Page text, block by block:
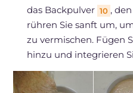
das Backpulver 10 ,
rühren Sie sanft um,
zu vermischen. Fügen
hinzu und integrieren